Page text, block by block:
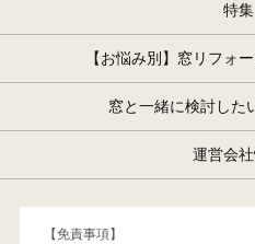
特集
【お悩み別】窓リフォ
窓と一緒に検討した
運営会
【免責事項】